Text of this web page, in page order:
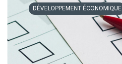
DÉVELOPPEMENT ÉCONOMIQUE